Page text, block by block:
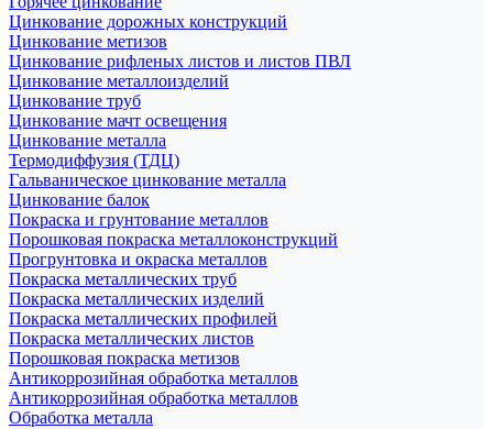
Цинкование дорожных конструкций
Цинкование метизов
Цинкование рифленых листов и листов ПВЛ
Цинкование металлоизделий
Цинкование труб
Цинкование мачт освещения
Цинкование металла
Термодиффузия (ТДЦ)
Гальваническое цинкование металла
Цинкование балок
Покраска и грунтование металлов
Порошковая покраска металлоконструкций
Прогрунтовка и окраска металлов
Покраска металлических труб
Покраска металлических изделий
Покраска металлических профилей
Покраска металлических листов
Порошковая покраска метизов
Антикоррозийная обработка металлов
Антикоррозийная обработка металлов
Обработка металла